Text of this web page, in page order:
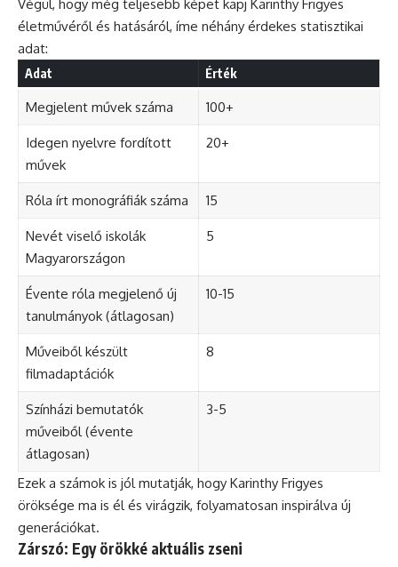
Végül, hogy még teljesebb képet kapj Karinthy Frigyes
életművéről és hatásáról, íme néhány érdekes statisztikai
adat:
Adat Érték
Megjelent művek száma 100+
Idegen nyelvre fordított
művek
20+
Róla írt monográfiák száma 15
Nevét viselő iskolák
Magyarországon
5
Évente róla megjelenő új
tanulmányok (átlagosan)
10-15
Műveiből készült
filmadaptációk
8
Színházi bemutatók
műveiből (évente
átlagosan)
3-5
Ezek a számok is jól mutatják, hogy Karinthy Frigyes
öröksége ma is él és virágzik, folyamatosan inspirálva új
generációkat.
Zárszó: Egy örökké aktuális zseni